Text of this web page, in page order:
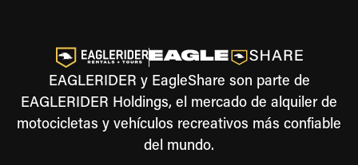
EAGLERIDER y EagleShare son parte de
EAGLERIDER Holdings, el mercado de alquiler de
motocicletas y vehículos recreativos más confiable
del mundo.